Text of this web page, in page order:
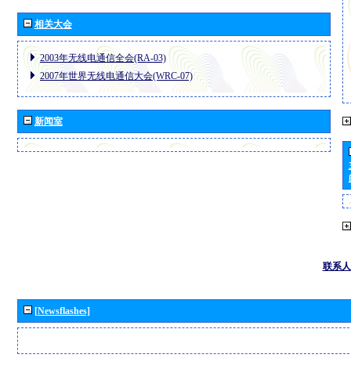
相关大会
2003年无线电通信全会(RA-03)
2007年世界无线电通信大会(WRC-07)
新闻室
联系人
[Newsflashes]